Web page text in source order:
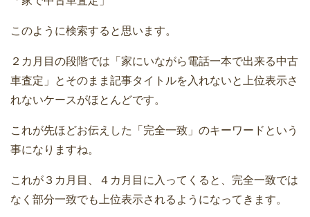
このように検索すると思います。
２カ月目の段階では「家にいながら電話一本で出来る中古
車査定」とそのまま記事タイトルを入れないと上位表示さ
れないケースがほとんどです。
これが先ほどお伝えした「完全一致」のキーワードという
事になりますね。
これが３カ月目、４カ月目に入ってくると、完全一致では
なく部分一致でも上位表示されるようになってきます。